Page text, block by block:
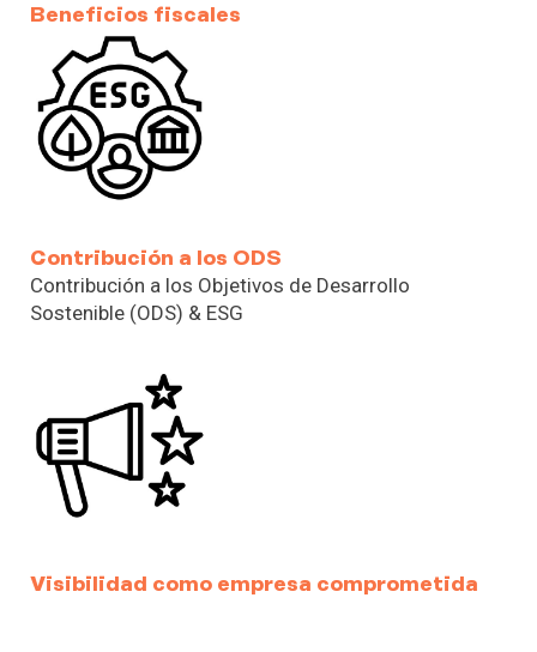
Beneficios fiscales
Contribución a los ODS
Contribución a los Objetivos de Desarrollo
Sostenible (ODS) & ESG
Visibilidad como empresa comprometida